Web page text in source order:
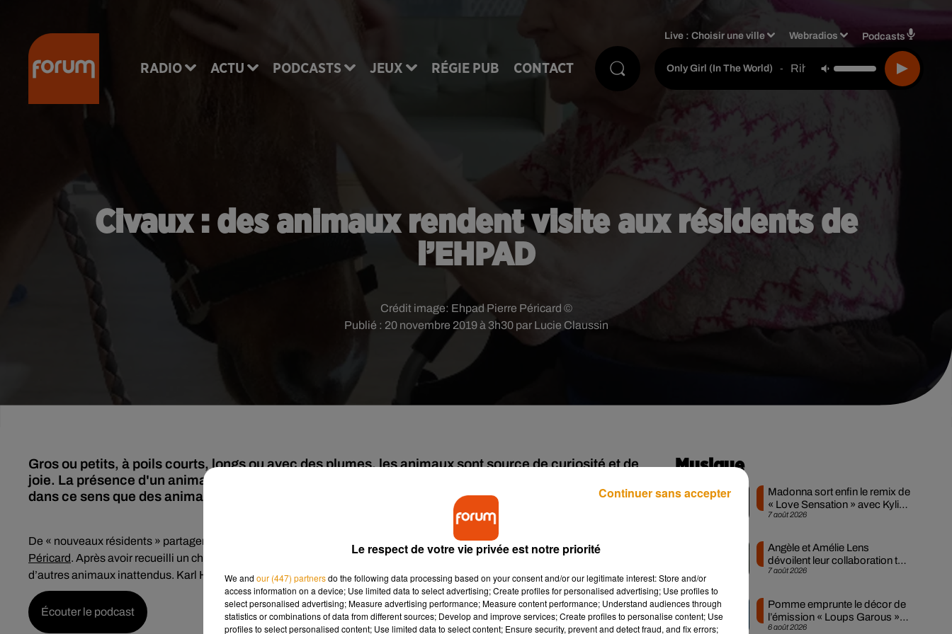
RADIO ACTU PODCASTS JEUX RÉGIE PUB CONTACT
Live :Choisir une ville Webradios Podcasts
Only Girl (in The World) - Rihanna
Civaux : des animaux rendent visite aux résidents de
l’EHPAD
Publié : 20 novembre 2019 à 3h30 par Lucie Claussin
Crédit image: Ehpad Pierre Péricard ©
Gros ou petits, à poils courts, longs ou avec des plumes, les animaux sont source de curiosité et de
joie. La présence d'un animal étant bénéfique en de nombreux points pour l'humain, c'est donc
dans ce sens que des animaux ont pris leurs quartiers au sein de l'EHPAD de Civaux.
De « nouveaux résidents » partagent depuis quelques temps le quotidien des personnes âgées vivant à
Péricard. Après avoir recueilli un chat au sein de l’établissement, le personnel et la direction ont choisi d’ouvrir leurs portes à
d’autres animaux inattendus. Karl Hervouet, directeur de l’EHPAD nous a parlé de ce beau projet :
Écouter le podcast
Musique
7 août 2026
Madonna sort enfin le remix de
« Love Sensation » avec Kylie
Minogue
7 août 2026
Angèle et Amélie Lens
dévoilent leur collaboration tant
attendue
6 août 2026
Pomme emprunte le décor de
l’émission « Loups Garous »
pour son...
Le respect de votre vie privée est notre priorité
We and our (447) partnersdo the following data processing based on your consent and/or our legitimate interest: Store and/or
access information on a device; Use limited data to select advertising; Create profiles for personalised advertising; Use profiles to
select personalised advertising; Measure advertising performance; Measure content performance; Understand audiences through
statistics or combinations of data from different sources; Develop and improve services; Create profiles to personalise content; Use
profiles to select personalised content; Use limited data to select content; Ensure security, prevent and detect fraud, and fix errors;
Continuer sans accepter